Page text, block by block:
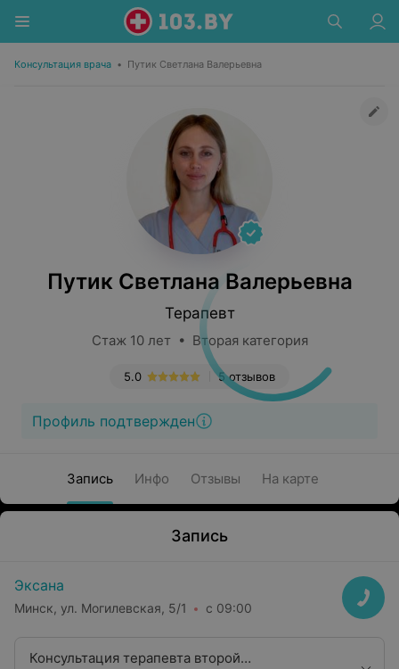
Консультация врача • Путик Светлана Валерьевна
Путик Светлана Валерьевна
Терапевт
Стаж 10 лет • Вторая категория
5 отзывов
5.0
Профиль подтвержден
Запись Инфо Отзывы На карте
Запись
Эксана
Минск, ул. Могилевская, 5/1 с 09:00
Консультация терапевта второй